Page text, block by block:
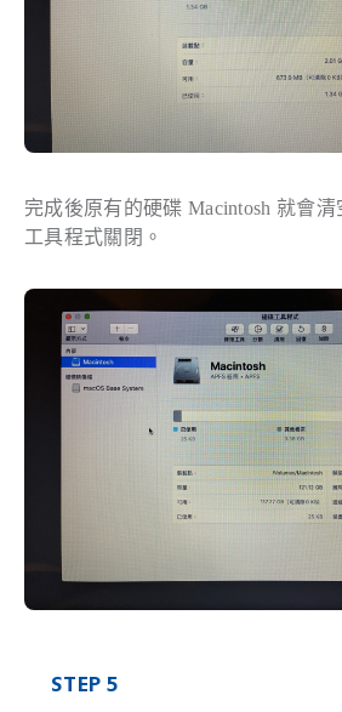
完成後原有的硬碟 Macintosh 就會
工具程式關閉。
STEP 5